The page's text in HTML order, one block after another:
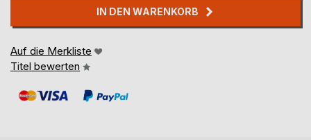
IN DEN WARENKORB
Auf die Merkliste
Titel bewerten